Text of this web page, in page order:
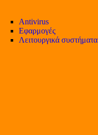
Antivirus
Εφαρμογές
Λειτουργικά συστήματα